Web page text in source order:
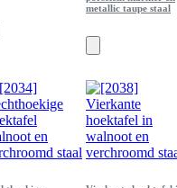
metallic taupe staal